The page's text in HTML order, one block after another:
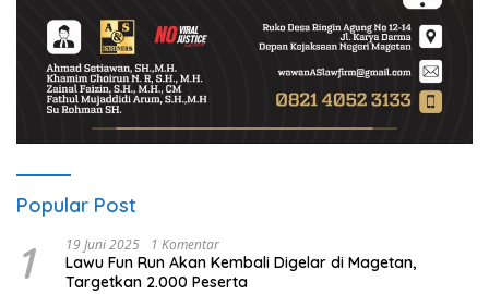
Popular Post
1 19 Juni 2025 1 Komentar
Lawu Fun Run Akan Kembali Digelar di Magetan,
Targetkan 2.000 Peserta